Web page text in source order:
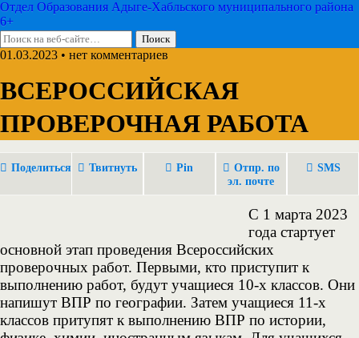
Отдел Образования Адыге-Хабльского муниципального района
6+
01.03.2023 • нет комментариев
ВСЕРОССИЙСКАЯ
ПРОВЕРОЧНАЯ РАБОТА
Поделиться Твитнуть Pin
Отпр. по
эл. почте
SMS
С 1 марта 2023
года стартует
основной этап проведения Всероссийских
проверочных работ. Первыми, кто приступит к
выполнению работ, будут учащиеся 10-х классов. Они
напишут ВПР по географии. Затем учащиеся 11-х
классов притупят к выполнению ВПР по истории,